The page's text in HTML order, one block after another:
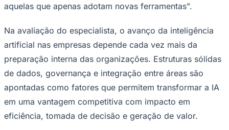
Palmeiras
aquelas que apenas adotam novas ferramentas".
Na avaliação do especialista, o avanço da inteligência
artificial nas empresas depende cada vez mais da
preparação interna das organizações. Estruturas sólidas
de dados, governança e integração entre áreas são
apontadas como fatores que permitem transformar a IA
em uma vantagem competitiva com impacto em
eficiência, tomada de decisão e geração de valor.